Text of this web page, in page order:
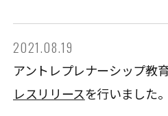
2021.08.19
アントレプレナーシップ教
レスリリースを行いました。